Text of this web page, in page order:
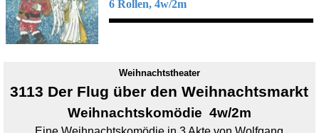
6 Rollen, 4w/2m
Weihnachtstheater
3113 Der Flug über den Weihnachtsmarkt
Weihnachtskomödie 4w/2m